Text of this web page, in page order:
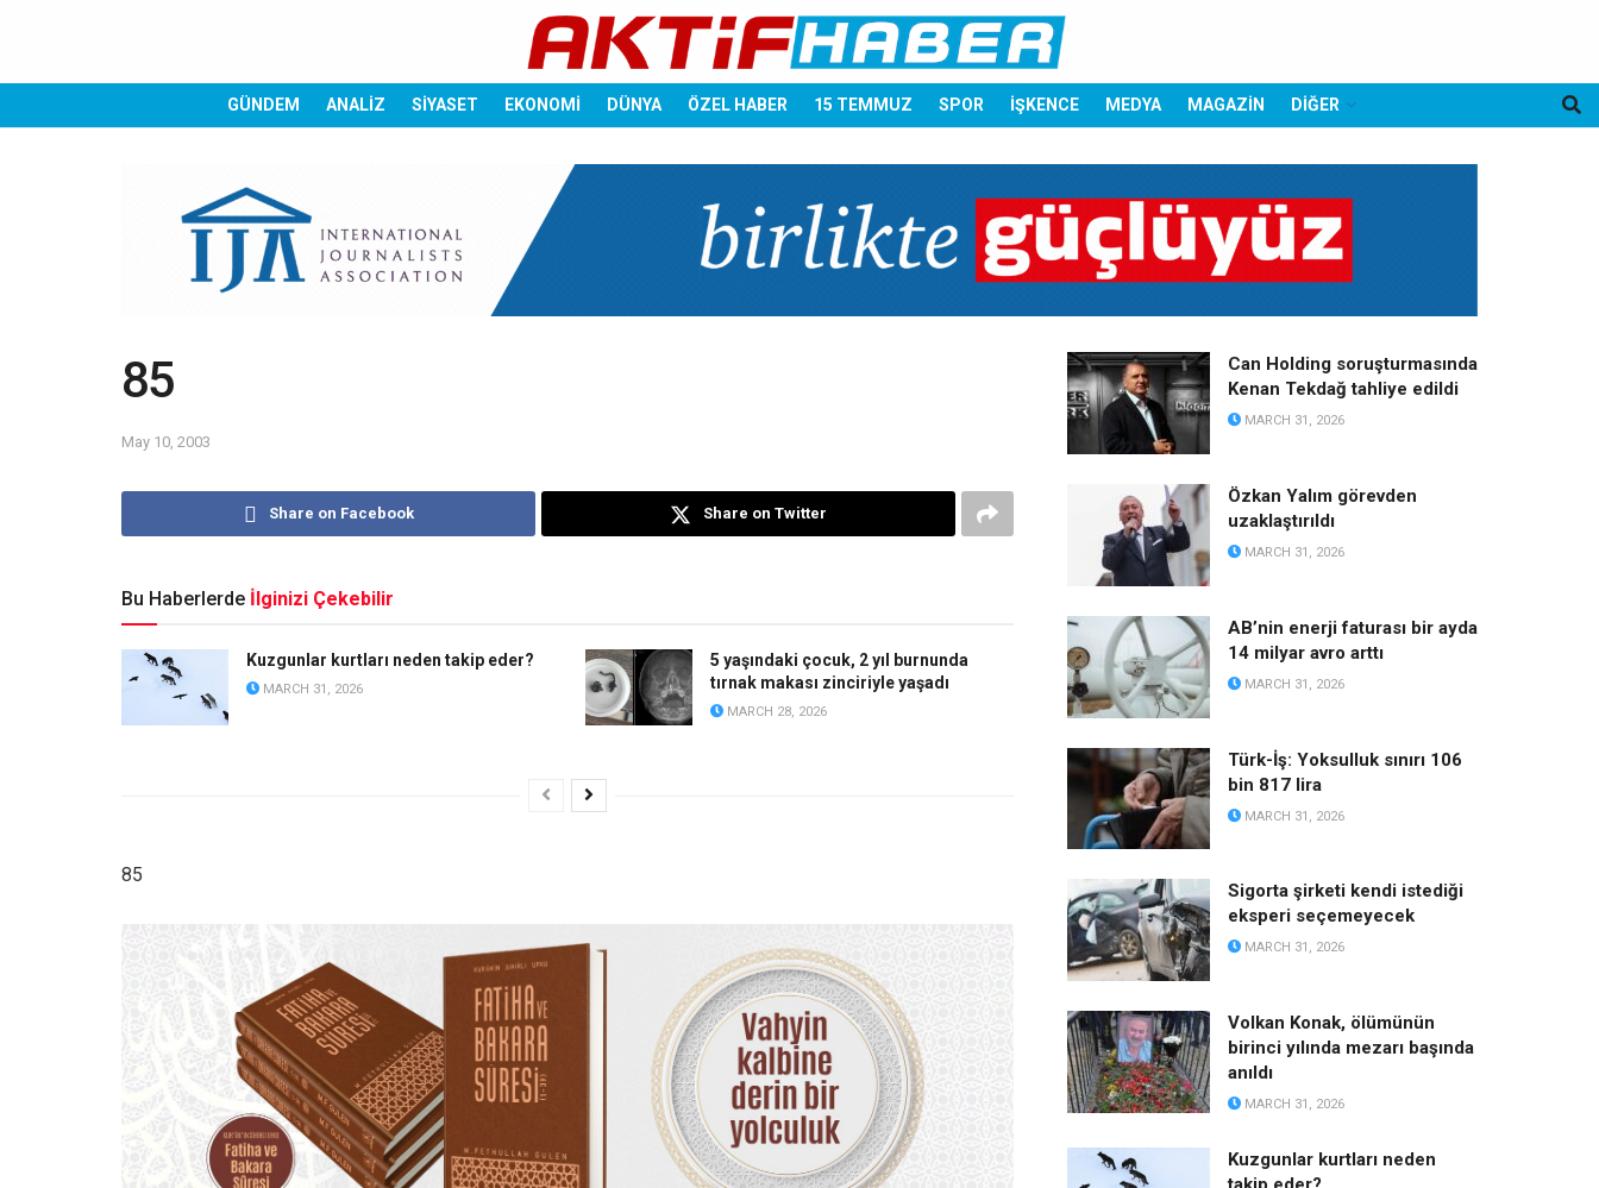
GÜNDEM ANALİZ SİYASET EKONOMİ DÜNYA ÖZEL HABER 15 TEMMUZ SPOR İŞKENCE MEDYA MAGAZİN DİĞER
85
May 10, 2003
Share on Facebook Share on Twitter
Bu Haberlerde İlginizi Çekebilir
Kuzgunlar kurtları neden takip eder?
MARCH 31, 2026
5 yaşındaki çocuk, 2 yıl burnunda
tırnak makası zinciriyle yaşadı
MARCH 28, 2026
85
Can Holding soruşturmasında
Kenan Tekdağ tahliye edildi
MARCH 31, 2026
Özkan Yalım görevden
uzaklaştırıldı
MARCH 31, 2026
AB’nin enerji faturası bir ayda
14 milyar avro arttı
MARCH 31, 2026
Türk-İş: Yoksulluk sınırı 106
bin 817 lira
MARCH 31, 2026
Sigorta şirketi kendi istediği
eksperi seçemeyecek
MARCH 31, 2026
Volkan Konak, ölümünün
birinci yılında mezarı başında
anıldı
MARCH 31, 2026
Kuzgunlar kurtları neden